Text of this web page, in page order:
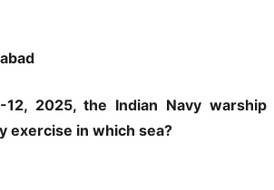
2025, the Indian Navy warship
exercise in which sea?